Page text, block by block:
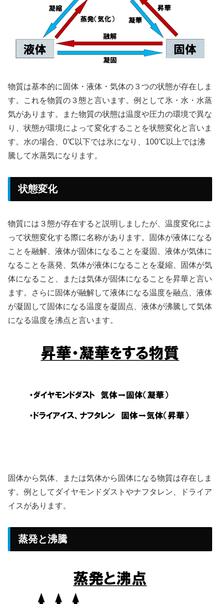
物質は基本的に固体・液体・気体の３つの状態が存在しま
す。これを物質の３態と言います。例として氷・水・水蒸
気があります。また物質の状態は温度や圧力の環境で異な
り、状態が環境によって変化することを状態変化と言いま
す。水の場合、0℃以下では氷になり、100℃以上では沸
騰して水蒸気になります。
状態変化
物質には３態が存在すると説明しましたが、温度変化によ
って状態変化する際に名称があります。固体が液体になる
ことを融解、液体が固体になることを凝固、液体が気体に
なることを蒸発、気体が液体になることを凝縮、固体が気
体になること、または気体が固体になることを昇華と言い
ます。さらに固体が融解して液体になる温度を融点、液体
が凝固して固体になる温度を凝固点、液体が沸騰して気体
になる温度を沸点と言います。
固体から気体、または気体から固体になる物質は存在しま
す。例としてダイヤモンドダストやナフタレン、ドライア
イスがあります。
蒸発と沸騰